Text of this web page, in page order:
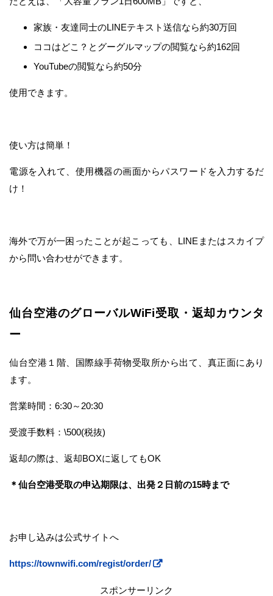
家族・友達同士のLINEテキスト送信なら約30万回
ココはどこ？とグーグルマップの閲覧なら約162回
YouTubeの閲覧なら約50分
使用できます。
使い方は簡単！
電源を入れて、使用機器の画面からパスワードを入力するだ
け！
海外で万が一困ったことが起こっても、LINEまたはスカイプ
から問い合わせができます。
仙台空港のグローバルWiFi受取・返却カウンタ
ー
仙台空港１階、国際線手荷物受取所から出て、真正面にあり
ます。
営業時間：6:30～20:30
受渡手数料：\500(税抜)
返却の際は、返却BOXに返してもOK
＊仙台空港受取の申込期限は、出発２日前の15時まで
お申し込みは公式サイトへ
https://townwifi.com/regist/order/
スポンサーリンク